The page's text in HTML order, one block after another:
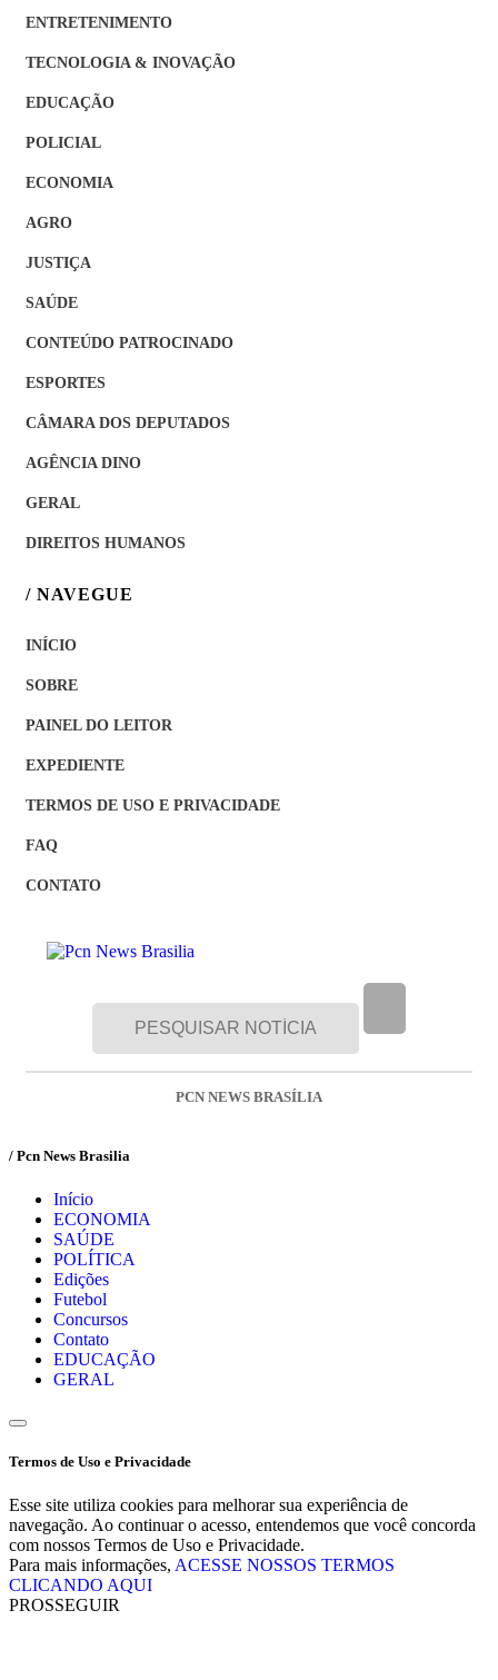
ENTRETENIMENTO
TECNOLOGIA & INOVAÇÃO
EDUCAÇÃO
POLICIAL
ECONOMIA
AGRO
JUSTIÇA
SAÚDE
CONTEÚDO PATROCINADO
ESPORTES
CÂMARA DOS DEPUTADOS
AGÊNCIA DINO
GERAL
DIREITOS HUMANOS
/ NAVEGUE
INÍCIO
SOBRE
PAINEL DO LEITOR
EXPEDIENTE
TERMOS DE USO E PRIVACIDADE
FAQ
CONTATO
PCN NEWS BRASÍLIA
/ Pcn News Brasilia
Início
ECONOMIA
SAÚDE
POLÍTICA
Edições
Futebol
Concursos
Contato
EDUCAÇÃO
GERAL
Termos de Uso e Privacidade
Esse site utiliza cookies para melhorar sua experiência de
navegação. Ao continuar o acesso, entendemos que você concorda
com nossos Termos de Uso e Privacidade.
Para mais informações, ACESSE NOSSOS TERMOS
CLICANDO AQUI
PROSSEGUIR